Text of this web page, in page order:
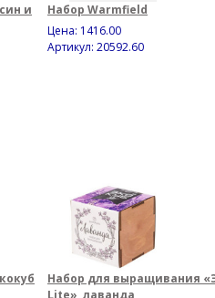
и
Набор Warmfield
Цена: 1416.00
Артикул: 20592.60
Набор для выращивания